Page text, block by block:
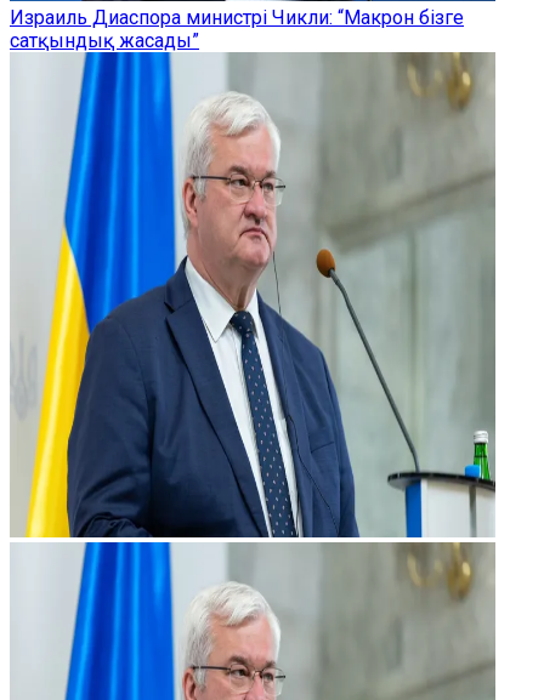
Израиль Диаспора министрі Чикли: “Макрон бізге
сатқындық жасады”